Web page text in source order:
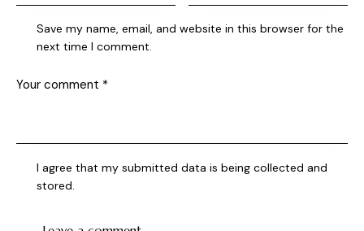
Save my name, email, and website in this browser for the
next time I comment.
I agree that my submitted data is being collected and
stored.